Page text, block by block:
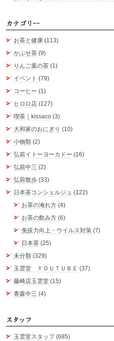
お茶と健康 (113)
かぶせ茶 (9)
りんご葉の茶 (1)
イベント (79)
コーヒー (1)
ヒロロ店 (127)
喫茶｜kissaco (3)
大和家のおにぎり (10)
小物類 (2)
弘前イトーヨーカドー (16)
弘前中三 (2)
弘前散歩 (33)
日本茶コンシェルジュ (122)
お茶の淹れ方 (4)
お茶の飲み方 (6)
免疫力向上・ウイルス対策 (7)
日本茶 (25)
未分類 (329)
玉雲堂 ＹＯＵＴＵＢＥ (37)
藤崎店玉雲堂 (15)
青森中三 (4)
玉雲堂スタッフ (685)